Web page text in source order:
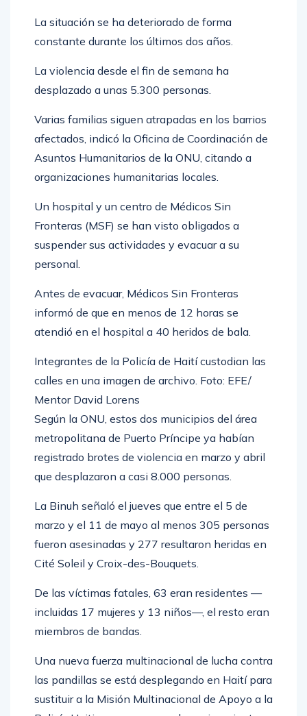
La situación se ha deteriorado de forma
constante durante los últimos dos años.
La violencia desde el fin de semana ha
desplazado a unas 5.300 personas.
Varias familias siguen atrapadas en los barrios
afectados, indicó la Oficina de Coordinación de
Asuntos Humanitarios de la ONU, citando a
organizaciones humanitarias locales.
Un hospital y un centro de Médicos Sin
Fronteras (MSF) se han visto obligados a
suspender sus actividades y evacuar a su
personal.
Antes de evacuar, Médicos Sin Fronteras
informó de que en menos de 12 horas se
atendió en el hospital a 40 heridos de bala.
Integrantes de la Policía de Haití custodian las
calles en una imagen de archivo. Foto: EFE/
Mentor David Lorens
Según la ONU, estos dos municipios del área
metropolitana de Puerto Príncipe ya habían
registrado brotes de violencia en marzo y abril
que desplazaron a casi 8.000 personas.
La Binuh señaló el jueves que entre el 5 de
marzo y el 11 de mayo al menos 305 personas
fueron asesinadas y 277 resultaron heridas en
Cité Soleil y Croix-des-Bouquets.
De las víctimas fatales, 63 eran residentes —
incluidas 17 mujeres y 13 niños—, el resto eran
miembros de bandas.
Una nueva fuerza multinacional de lucha contra
las pandillas se está desplegando en Haití para
sustituir a la Misión Multinacional de Apoyo a la